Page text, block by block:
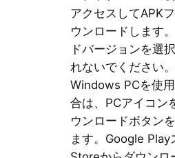
アクセスしてAPK
ウンロードします
ドバージョンを選
れないでください。
Windows PCを使
合は、PCアイコン
ウンロードボタン
ます。Google Play